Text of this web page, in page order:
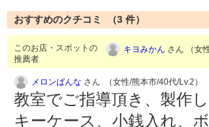
おすすめのクチコミ （3 件）
このお店・スポットの
推薦者
キヨみかん さん （女
メロンぱんな さん （女性/熊本市/40代/Lv.2）
教室でご指導頂き、製作
キーケース、小銭入れ、